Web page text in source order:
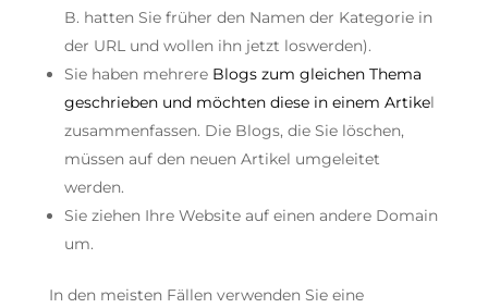
B. hatten Sie früher den Namen der Kategorie in
der URL und wollen ihn jetzt loswerden).
Sie haben mehrere Blogs zum gleichen Thema
geschrieben und möchten diese in einem Artikel
zusammenfassen. Die Blogs, die Sie löschen,
müssen auf den neuen Artikel umgeleitet
werden.
Sie ziehen Ihre Website auf einen andere Domain
um.
In den meisten Fällen verwenden Sie eine